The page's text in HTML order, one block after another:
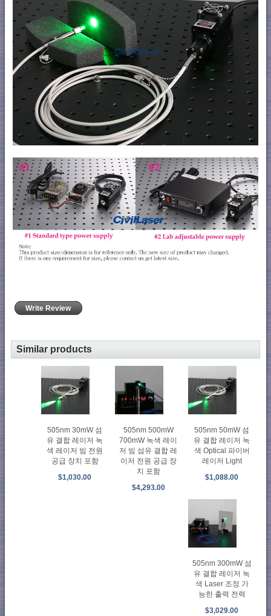
Write Review
Similar products
505nm 30mW 섬
유 결합 레이저 녹
색 레이저 빔 전원
공급 장치 포함
$1,030.00
505nm 500mW
700mW 녹색 레이
저 빔 섬유 결합 레
이저 전원 공급 장
치 포함
$4,293.00
505nm 50mW 섬
유 결합 레이저 녹
색 Optical 파이버
레이저 Light
$1,088.00
505nm 300mW 섬
유 결합 레이저 녹
색 Laser 조정 가
능한 출력 전력
$3,029.00